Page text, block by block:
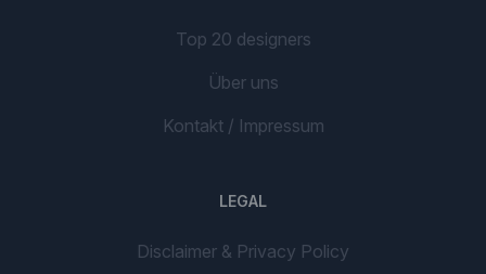
Top 20 designers
Über uns
Kontakt / Impressum
LEGAL
Disclaimer & Privacy Policy